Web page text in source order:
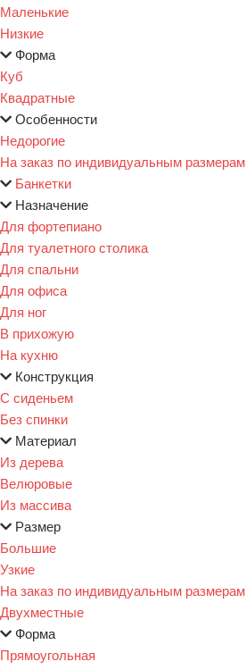
Маленькие
Низкие
Форма
Куб
Квадратные
Особенности
Недорогие
На заказ по индивидуальным размерам
Банкетки
Назначение
Для фортепиано
Для туалетного столика
Для спальни
Для офиса
Для ног
В прихожую
На кухню
Конструкция
С сиденьем
Без спинки
Материал
Из дерева
Велюровые
Из массива
Размер
Большие
Узкие
На заказ по индивидуальным размерам
Двухместные
Форма
Прямоугольная